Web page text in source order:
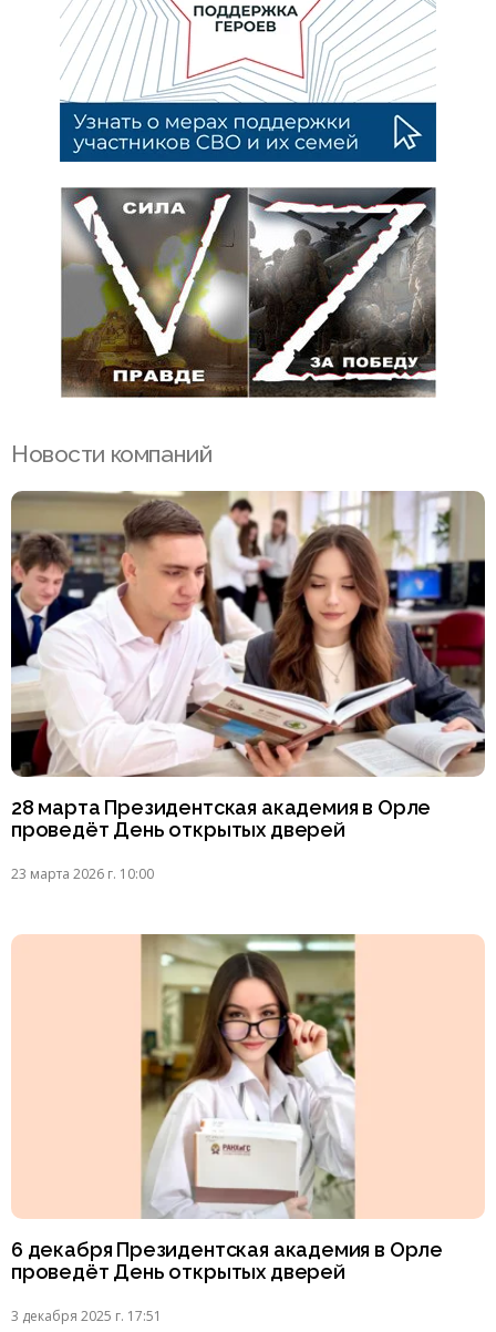
Новости компаний
28 марта Президентская академия в Орле
проведёт День открытых дверей
23 марта 2026 г. 10:00
6 декабря Президентская академия в Орле
проведёт День открытых дверей
3 декабря 2025 г. 17:51